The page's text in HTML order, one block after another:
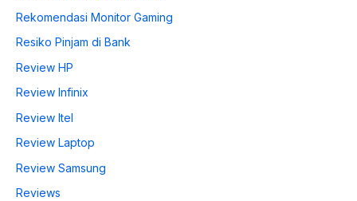
Rekomendasi Monitor Gaming
Resiko Pinjam di Bank
Review HP
Review Infinix
Review Itel
Review Laptop
Review Samsung
Reviews